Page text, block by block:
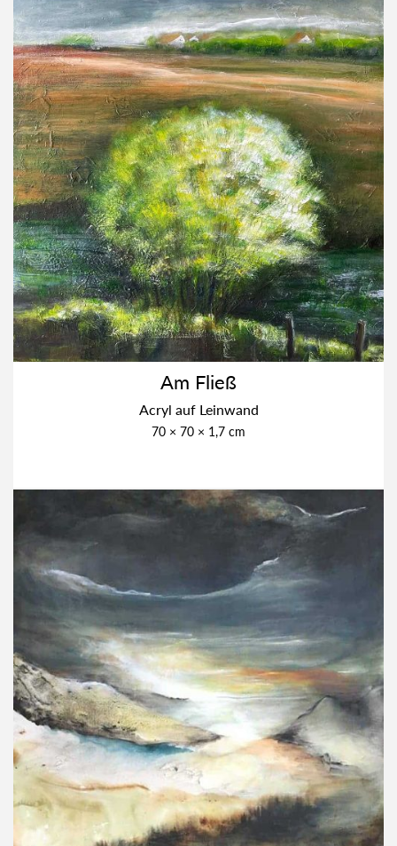
Am Fließ
Acryl auf Lein­wand
70 × 70 × 1,7 cm